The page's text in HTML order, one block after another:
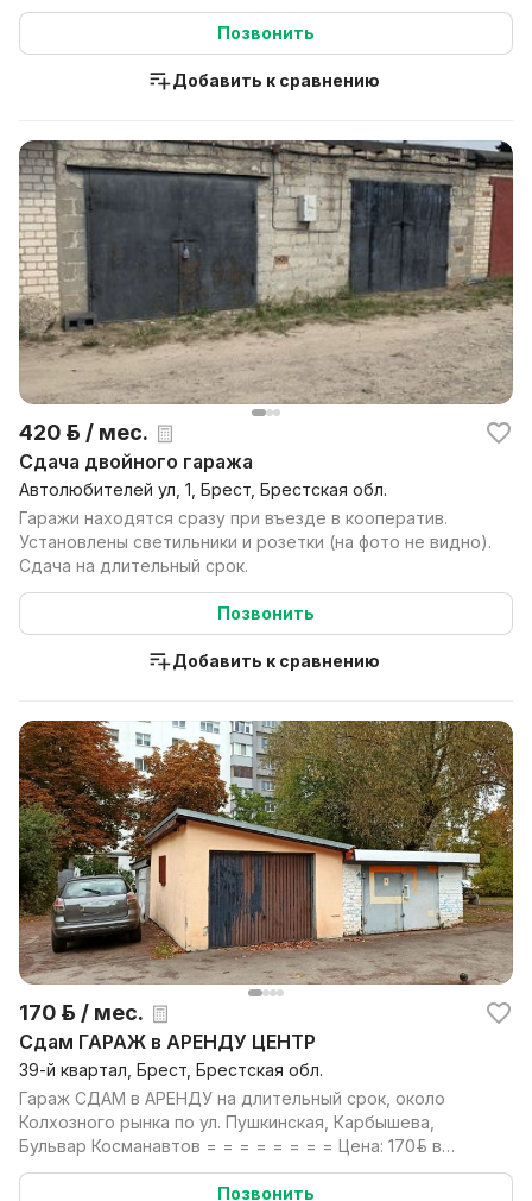
Позвонить
Добавить к сравнению
420 р. / мес.
Сдача двойного гаража
Автолюбителей ул, 1, Брест, Брестская обл.
Гаражи находятся сразу при въезде в кооператив.
Установлены светильники и розетки (на фото не видно).
Сдача на длительный срок.
Позвонить
Добавить к сравнению
170 р. / мес.
Сдам ГАРАЖ в АРЕНДУ ЦЕНТР
39-й квартал, Брест, Брестская обл.
Гараж СДАМ в АРЕНДУ на длительный срок, около
Колхозного рынка по ул. Пушкинская, Карбышева,
Бульвар Косманавтов = = = = = = = = Цена: 170руб. в
меся...
Позвонить